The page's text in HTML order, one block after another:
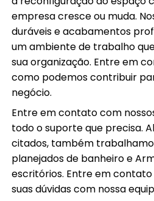
empresa cresce ou muda.
duráveis e acabamentos
um ambiente de trabalho
sua organização. Entre em
como podemos contribuir
negócio.
Entre em contato com
todo o suporte que precisa.
citados, também
planejados de banheiro e
escritórios. Entre em
suas dúvidas com nossa